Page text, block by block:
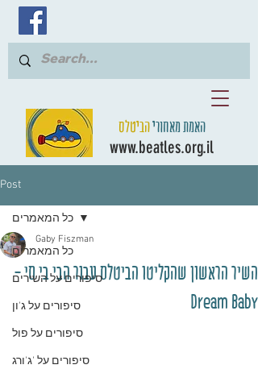
האמת מאחוריהביטלס
www.beatles.org.il
Post
כל המאמרים
סיפורים על השירים
סיפורים על ג'ון
סיפורים על פול
סיפורים על 'ג'ורג
כל המאמרים
השיר הראשון שהקליטו הביטלס עבור הבי בי סי -
Dream Baby
Gaby Fiszman